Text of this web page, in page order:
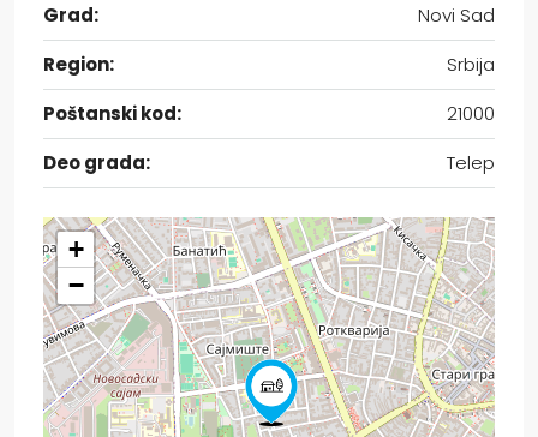
Grad:
Novi Sad
Region:
Srbija
Poštanski kod:
21000
Deo grada:
Telep
+
−